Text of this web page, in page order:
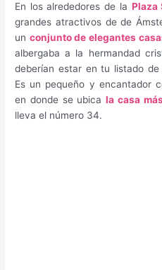
En los alrededores de la Plaza
grandes atractivos de de
un conjunto de elegantes
albergaba a la hermandad
deberían estar en tu listado
Es un pequeño y encantador
en donde se ubicala casa
lleva el número 34.